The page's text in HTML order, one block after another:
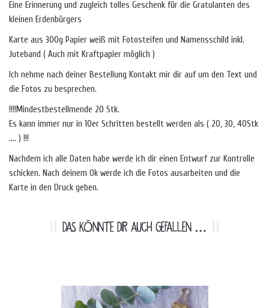
Eine Erinnerung und zugleich tolles Geschenk für die Gratulanten des
kleinen Erdenbürgers
Karte aus 300g Papier weiß mit Fotosteifen und Namensschild inkl.
Juteband ( Auch mit Kraftpapier möglich )
Ich nehme nach deiner Bestellung Kontakt mir dir auf um den Text und
die Fotos zu besprechen.
!!!!Mindestbestellmende 20 Stk.
Es kann immer nur in 10er Schritten bestellt werden als ( 20, 30, 40Stk
…. ) !!!
Nachdem ich alle Daten habe werde ich dir einen Entwurf zur Kontrolle
schicken. Nach deinem Ok werde ich die Fotos ausarbeiten und die
Karte in den Druck geben.
DAS KÖNNTE DIR AUCH GEFALLEN …